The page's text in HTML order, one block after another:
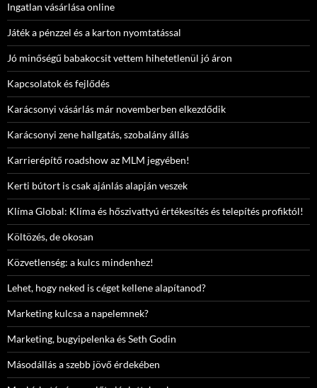
Ingatlan vásárlása online
Játék a pénzzel és a karton nyomtatással
Jó minőségű babakocsit vettem hihetetlenül jó áron
Kapcsolatok és fejlődés
Karácsonyi vásárlás már novemberben elkezdődik
Karácsonyi zene hallgatás, szobalány állás
Karrierépítő roadshow az MLM jegyében!
Kerti bútort is csak ajánlás alapján veszek
Klíma Global: Klíma és hőszivattyú értékesítés és telepítés profiktól!
Költözés, de okosan
Közvetlenség: a kulcs mindenhez!
Lehet, hogy neked is céget kellene alapítanod?
Marketing kulcsa a napelemnek?
Marketing, bugyipelenka és Seth Godin
Másodállás a szebb jövő érdekében